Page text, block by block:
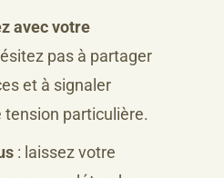
avec votre
pas à partager
et à signaler
tension particulière.
: laissez votre